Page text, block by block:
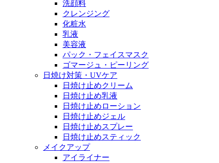
洗顔料
クレンジング
化粧水
乳液
美容液
パック・フェイスマスク
ゴマージュ・ピーリング
日焼け対策・UVケア
日焼け止めクリーム
日焼け止め乳液
日焼け止めローション
日焼け止めジェル
日焼け止めスプレー
日焼け止めスティック
メイクアップ
アイライナー